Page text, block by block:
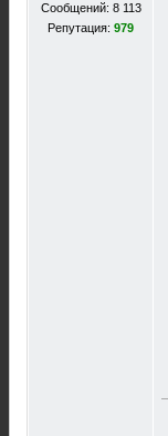
Сообщений: 8 113
Репутация: 979